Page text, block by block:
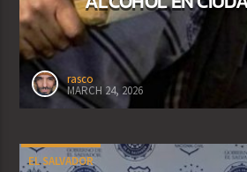
rasco
MARCH 24, 2026
EL SALVADOR